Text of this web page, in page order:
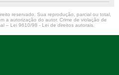
reservado. Sua reprodução, parcial ou total,
a autorização do autor. Crime de violação de
– Lei 9610/98 - Lei de direitos autorais